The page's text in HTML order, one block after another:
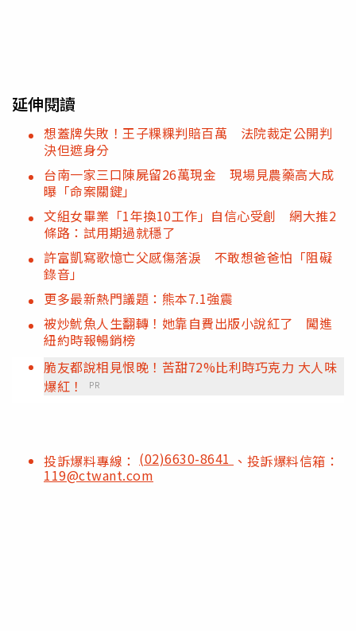
延伸閱讀
想蓋牌失敗！王子粿粿判賠百萬 法院裁定公開判
決但遮身分
台南一家三口陳屍留26萬現金 現場見農藥高大成
曝「命案關鍵」
文組女畢業「1年換10工作」自信心受創 網大推2
條路：試用期過就穩了
許富凱寫歌憶亡父感傷落淚 不敢想爸爸怕「阻礙
錄音」
更多最新熱門議題：熊本7.1強震
被炒魷魚人生翻轉！她靠自費出版小說紅了 闖進
紐約時報暢銷榜
脆友都說相見恨晚！苦甜72%比利時巧克力 大人味
爆紅！
PR
投訴爆料專線： (02)6630-8641 、投訴爆料信箱：
119@ctwant.com